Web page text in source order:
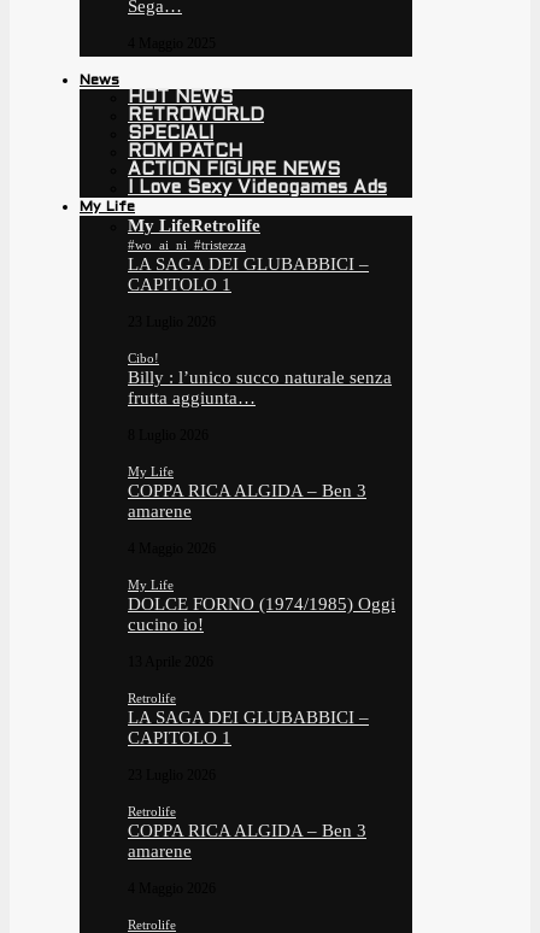
Sega…
News
HOT NEWS
RETROWORLD
SPECIALI
ROM PATCH
ACTION FIGURE NEWS
I Love Sexy Videogames Ads
My Life
My LifeRetrolife
#wo_ai_ni_#tristezza
LA SAGA DEI GLUBABBICI –
CAPITOLO 1
Cibo!
Billy : l’unico succo naturale senza
frutta aggiunta…
My Life
COPPA RICA ALGIDA – Ben 3
amarene
My Life
DOLCE FORNO (1974/1985) Oggi
cucino io!
Retrolife
LA SAGA DEI GLUBABBICI –
CAPITOLO 1
Retrolife
COPPA RICA ALGIDA – Ben 3
amarene
Retrolife